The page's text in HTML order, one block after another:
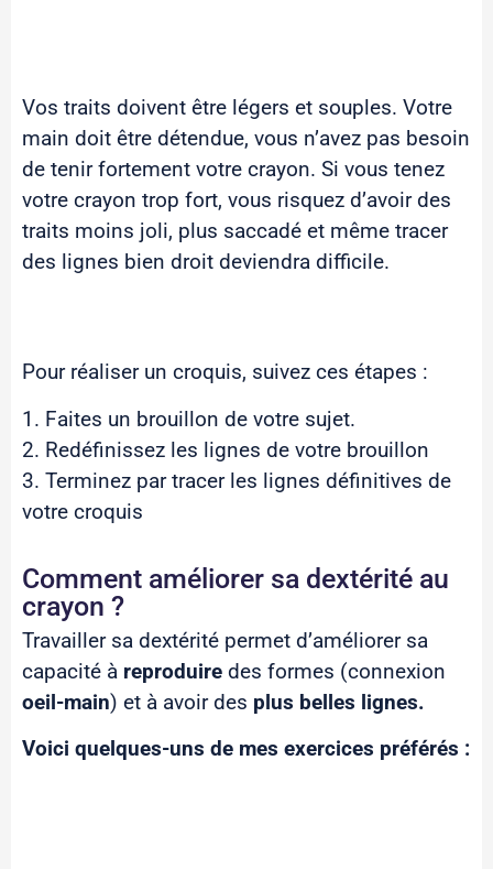
Vos traits doivent être légers et souples. Votre
main doit être détendue, vous n’avez pas besoin
de tenir fortement votre crayon. Si vous tenez
votre crayon trop fort, vous risquez d’avoir des
traits moins joli, plus saccadé et même tracer
des lignes bien droit deviendra difficile.
Pour réaliser un croquis, suivez ces étapes :
1. Faites un brouillon de votre sujet.
2. Redéfinissez les lignes de votre brouillon
3. Terminez par tracer les lignes définitives de
votre croquis
Comment améliorer sa dextérité au
crayon ?
Travailler sa dextérité permet d’améliorer sa
capacité à reproduire des formes (connexion
oeil-main) et à avoir des plus belles lignes.
Voici quelques-uns de mes exercices préférés :